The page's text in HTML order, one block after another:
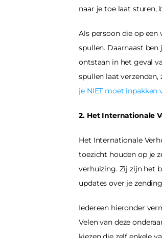
naar je toe laat sturen,
Als persoon die op
spullen. Daarnaast
ontstaan in het geval
spullen laat
je NIET moet inpakken
2. Het Internationale
Het Internationale
toezicht houden op je
verhuizing. Zij zijn het
updates over je
Iedereen hieronder
Velen van deze